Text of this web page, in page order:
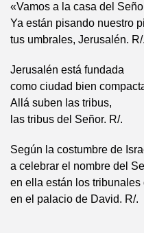
«Vamos a la casa del
Ya están pisando nuestro
tus umbrales, Jerusalén. R/.
Jerusalén está fundada
como ciudad bien
Allá suben las tribus,
las tribus del Señor. R/.
Según la costumbre de
a celebrar el nombre del
en ella están los tribunales
en el palacio de David. R/.